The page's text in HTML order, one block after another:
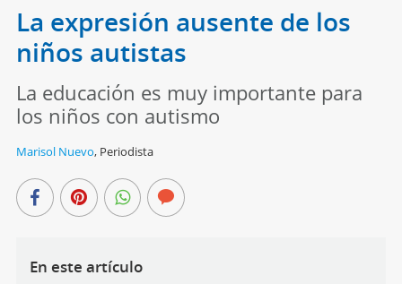
La expresión ausente de los
niños autistas
La educación es muy importante para
los niños con autismo
Marisol Nuevo, Periodista
En este artículo